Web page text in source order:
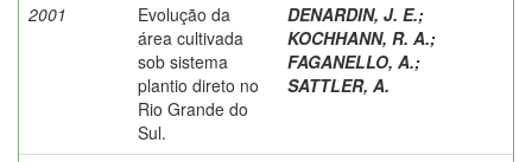
2001
Evolução da
área cultivada
sob sistema
plantio direto no
Rio Grande do
Sul.
DENARDIN, J. E.;
KOCHHANN, R. A.;
FAGANELLO, A.;
SATTLER, A.